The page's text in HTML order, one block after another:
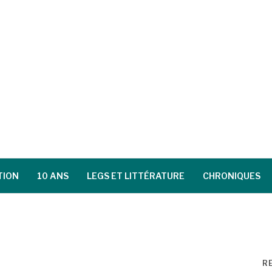
10 ANS LEGS ET LITTÉRATURE CHRONIQUES